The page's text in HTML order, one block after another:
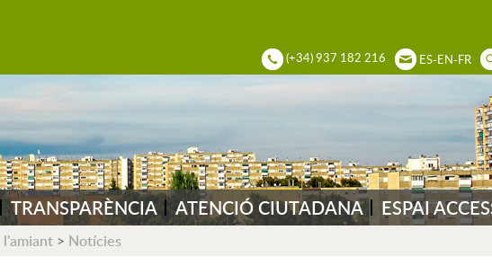
(+34) 937 182 216 ES-EN-FR
TRANSPARÈNCIA ATENCIÓ CIUTADANA ESPAI
> Notícies